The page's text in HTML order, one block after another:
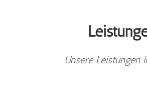
Unsere Leistungen